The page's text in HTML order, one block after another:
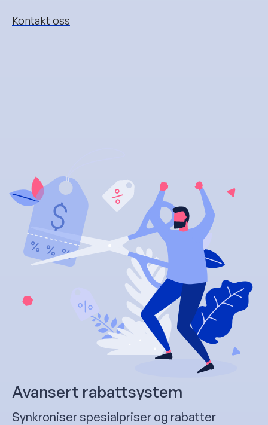
Kontakt oss
Avansert rabattsystem
Synkroniser spesialpriser og rabatter